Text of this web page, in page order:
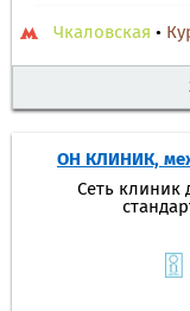
Чкаловская •
ОН КЛИНИК,
Сеть клиник